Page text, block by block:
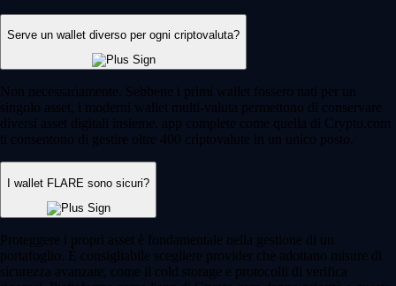
Serve un wallet diverso per ogni criptovaluta?
Non necessariamente. Sebbene i primi wallet fossero nati per un
singolo asset, i moderni wallet multi-valuta permettono di conservare
diversi asset digitali insieme. app complete come quella di Crypto.com
ti consentono di gestire oltre 400 criptovalute in un unico posto.
I wallet FLARE sono sicuri?
Proteggere i propri asset è fondamentale nella gestione di un
portafoglio. È consigliabile scegliere provider che adottano misure di
sicurezza avanzate, come il cold storage e protocolli di verifica